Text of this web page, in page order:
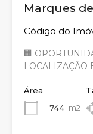
Marques
Código do
🏢
LOCALIZAÇÃO
Área
744 m2